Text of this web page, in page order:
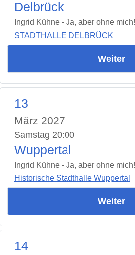
Delbrück
Ingrid Kühne - Ja, aber ohne mich!
STADTHALLE DELBRÜCK
Weiter
13
März 2027
Samstag 20:00
Wuppertal
Ingrid Kühne - Ja, aber ohne mich!
Historische Stadthalle Wuppertal
Weiter
14